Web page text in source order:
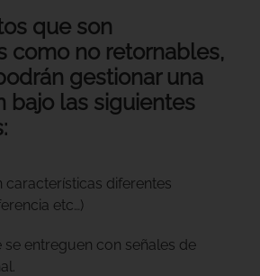
que son
como no retornables,
gestionar una
bajo las siguientes
características diferentes
etc…)
entreguen con señales de